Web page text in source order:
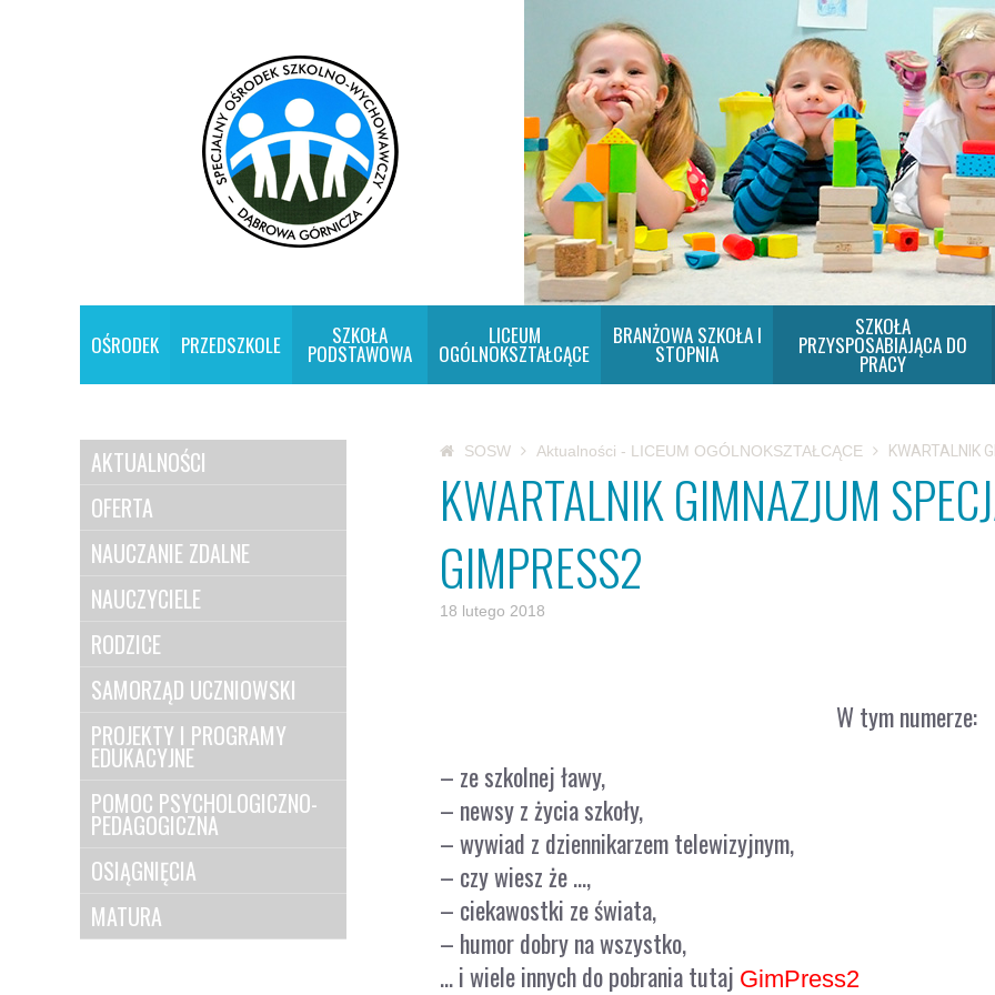
OŚRODEK PRZEDSZKOLE SZKOŁA
PODSTAWOWA
LICEUM
OGÓLNOKSZTAŁCĄCE
BRANŻOWA SZKOŁA I
STOPNIA
SZKOŁA
PRZYSPOSABIAJĄCA DO
PRACY
AKTUALNOŚCI
OFERTA
NAUCZANIE ZDALNE
NAUCZYCIELE
RODZICE
SAMORZĄD UCZNIOWSKI
PROJEKTY I PROGRAMY
EDUKACYJNE
POMOC PSYCHOLOGICZNO-
PEDAGOGICZNA
OSIĄGNIĘCIA
MATURA
SOSW Aktualności - LICEUM OGÓLNOKSZTAŁCĄCE KWARTALNIK
KWARTALNIK GIMNAZJUM
GIMPRESS2
18 lutego 2018
W tym numerze:
– ze szkolnej ławy,
– newsy z życia szkoły,
– wywiad z dziennikarzem telewizyjnym,
– czy wiesz że …,
– ciekawostki ze świata,
– humor dobry na wszystko,
… i wiele innych do pobrania tutaj GimPress2